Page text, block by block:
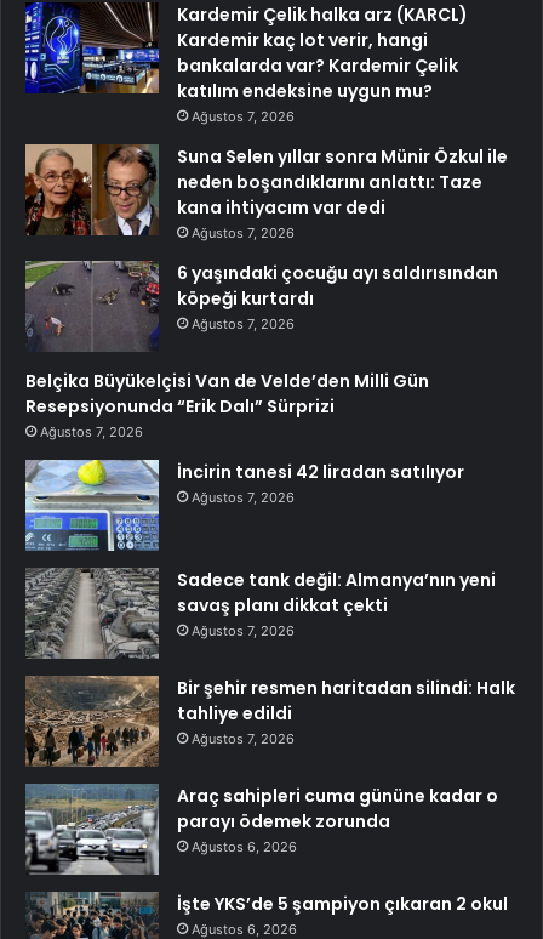
Kardemir Çelik halka arz (KARCL)
Kardemir kaç lot verir, hangi
bankalarda var? Kardemir Çelik
katılım endeksine uygun mu?
Ağustos 7, 2026
Suna Selen yıllar sonra Münir Özkul ile
neden boşandıklarını anlattı: Taze
kana ihtiyacım var dedi
Ağustos 7, 2026
6 yaşındaki çocuğu ayı saldırısından
köpeği kurtardı
Ağustos 7, 2026
Belçika Büyükelçisi Van de Velde’den Milli Gün
Resepsiyonunda “Erik Dalı” Sürprizi
Ağustos 7, 2026
İncirin tanesi 42 liradan satılıyor
Ağustos 7, 2026
Sadece tank değil: Almanya’nın yeni
savaş planı dikkat çekti
Ağustos 7, 2026
Bir şehir resmen haritadan silindi: Halk
tahliye edildi
Ağustos 7, 2026
Araç sahipleri cuma gününe kadar o
parayı ödemek zorunda
Ağustos 6, 2026
İşte YKS’de 5 şampiyon çıkaran 2 okul
Ağustos 6, 2026